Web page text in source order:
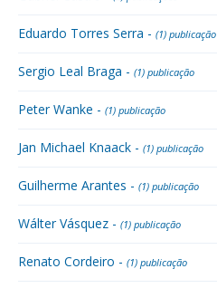
Eduardo Torres Serra - (1) publicação
Sergio Leal Braga - (1) publicação
Peter Wanke - (1) publicação
Jan Michael Knaack - (1) publicação
Guilherme Arantes - (1) publicação
Wálter Vásquez - (1) publicação
Renato Cordeiro - (1) publicação